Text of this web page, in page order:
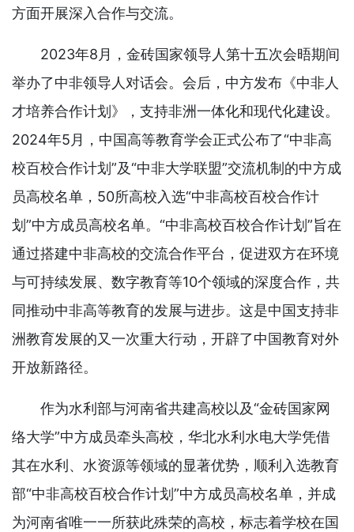
方面开展深入合作与交流。
2023年8月，金砖国家领导人第十五次会晤期间
举办了中非领导人对话会。会后，中方发布《中非人
才培养合作计划》，支持非洲一体化和现代化建设。
2024年5月，中国高等教育学会正式公布了“中非高
校百校合作计划”及“中非大学联盟”交流机制的中方成
员高校名单，50所高校入选“中非高校百校合作计
划”中方成员高校名单。“中非高校百校合作计划”旨在
通过搭建中非高校的交流合作平台，促进双方在环境
与可持续发展、数字教育等10个领域的深度合作，共
同推动中非高等教育的发展与进步。这是中国支持非
洲教育发展的又一次重大行动，开辟了中国教育对外
开放新路径。
作为水利部与河南省共建高校以及“金砖国家网
络大学”中方成员牵头高校，华北水利水电大学凭借
其在水利、水资源等领域的显著优势，顺利入选教育
部“中非高校百校合作计划”中方成员高校名单，并成
为河南省唯一一所获此殊荣的高校，标志着学校在国